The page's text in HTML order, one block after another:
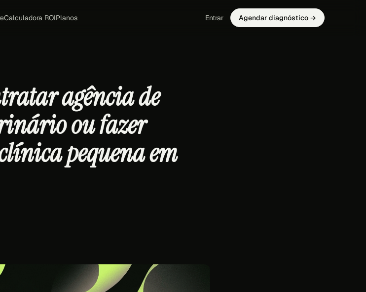
Calculadora ROIPlanos Entrar Agendar diagnóstico →
agência de
ou fazer
pequena em